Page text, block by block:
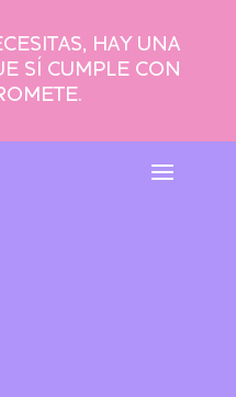
HAY UNA
SÍ CUMPLE CON